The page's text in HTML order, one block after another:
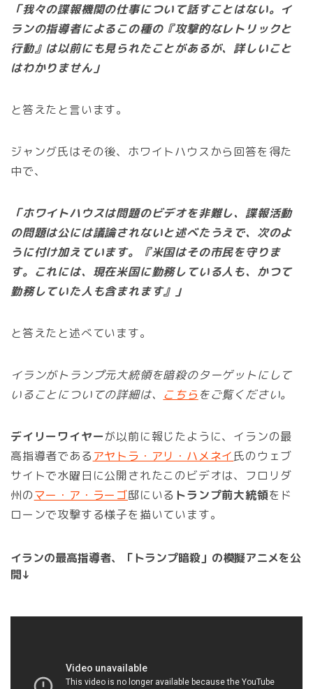
「我々の諜報機関の仕事について話すことはない。イ
ランの指導者によるこの種の『攻撃的なレトリックと
行動』は以前にも見られたことがあるが、詳しいこと
はわかりません」
と答えたと言います。
ジャング氏はその後、ホワイトハウスから回答を得た
中で、
「ホワイトハウスは問題のビデオを非難し、諜報活動
の問題は公には議論されないと述べたうえで、次のよ
うに付け加えています。『米国はその市民を守りま
す。これには、現在米国に勤務している人も、かつて
勤務していた人も含まれます』」
と答えたと述べています。
イランがトランプ元大統領を暗殺のターゲットにして
いることについての詳細は、 こちら をご覧ください。
デイリーワイヤーが以前に報じたように、イランの最
高指導者であるアヤトラ・アリ・ハメネイ 氏のウェブ
サイトで水曜日に公開されたこのビデオは、フロリダ
州のマー・ア・ラーゴ邸にいる トランプ前大統領をド
ローンで攻撃する様子を描いています。
イランの最高指導者、「トランプ暗殺」の模擬アニメを公
開↓